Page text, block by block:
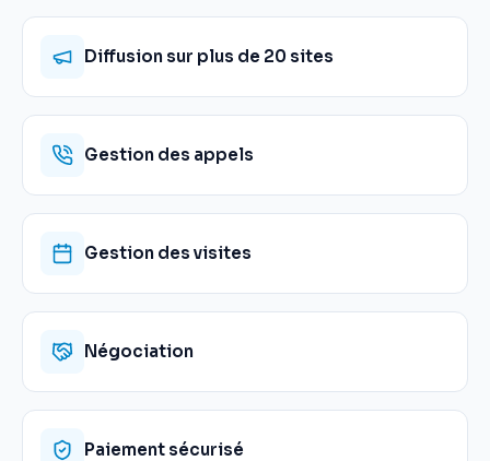
Diffusion sur plus de 20 sites
Gestion des appels
Gestion des visites
Négociation
Paiement sécurisé